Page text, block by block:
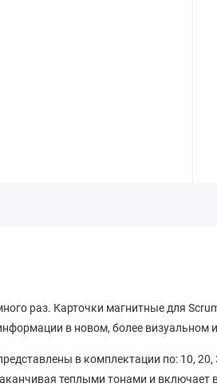
раз. Карточки магнитные для
в новом, более визуальном
в комплектации по: 10, 20,
теплыми тонами и включает